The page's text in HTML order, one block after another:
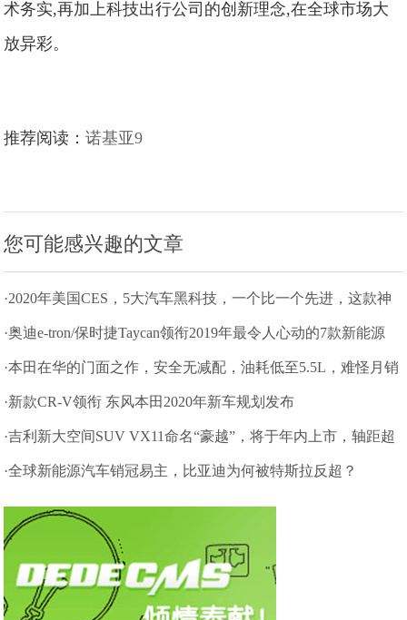
术务实,再加上科技出行公司的创新理念,在全球市场大
放异彩。
推荐阅读：诺基亚9
您可能感兴趣的文章
·2020年美国CES，5大汽车黑科技，一个比一个先进，这款神
车已量产
·奥迪e-tron/保时捷Taycan领衔2019年最令人心动的7款新能源
·本田在华的门面之作，安全无减配，油耗低至5.5L，难怪月销
破2万
·新款CR-V领衔 东风本田2020年新车规划发布
·吉利新大空间SUV VX11命名“豪越”，将于年内上市，轴距超
汉兰达
·全球新能源汽车销冠易主，比亚迪为何被特斯拉反超？